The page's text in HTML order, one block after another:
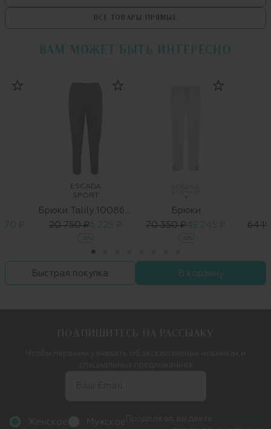
ВСЕ ТОВАРЫ ПРЯМЫЕ
ВАМ МОЖЕТ БЫТЬ ИНТЕРЕСНО
₽
ESCADA
SPORT
Брюки Talily 1008628 01
20 750 ₽6 225 ₽
-70%
Брюки
70 350 ₽49 245 ₽
-30%
64
Быстрая покупка В корзину